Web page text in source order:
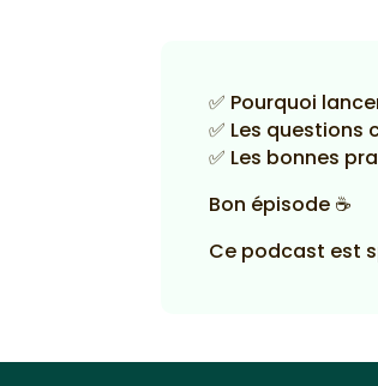
✅ Pourquoi
✅ Les questions
✅ Les bonnes
Bon épisode ☕
Ce podcast est